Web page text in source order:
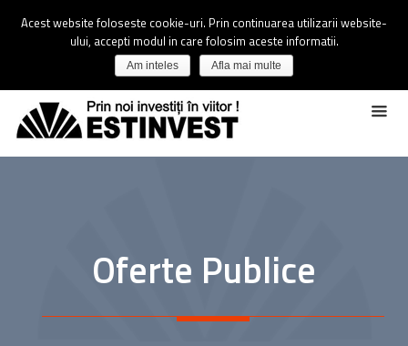
Oferte Publice
Acest website foloseste cookie-uri. Prin continuarea utilizarii website-
ului, accepti modul in care folosim aceste informatii.
Am inteles Afla mai multe